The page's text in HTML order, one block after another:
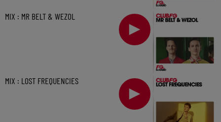
MIX : MR BELT & WEZOL
MIX : LOST FREQUENCIES